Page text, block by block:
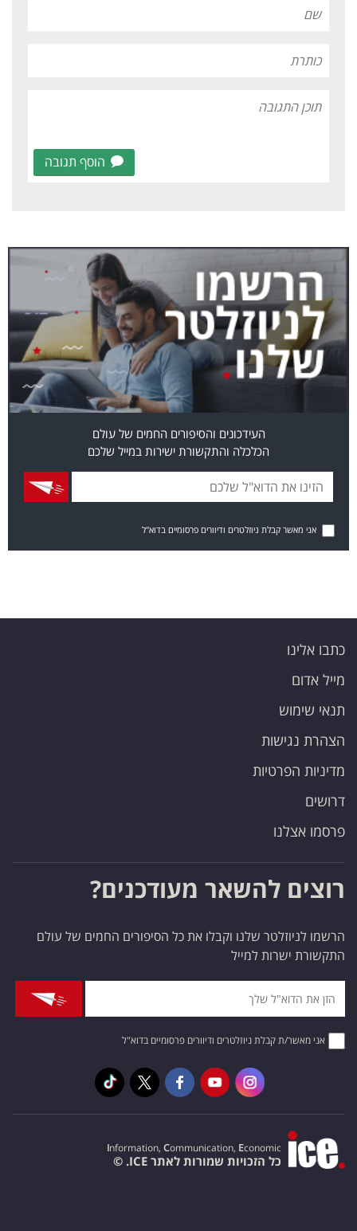
הוסף תגובה
העידכונים והסיפורים החמים של עולם
הכלכלה והתקשורת ישירות במייל שלכם
אני מאשר קבלת ניוזלטרים ודיוורים פרסומיים בדוא"ל
כתבו אלינו
מייל אדום
תנאי שימוש
הצהרת נגישות
מדיניות הפרטיות
דרושים
פרסמו אצלנו
רוצים להשאר מעודכנים?
הרשמו לניוזלטר שלנו וקבלו את כל הסיפורים החמים של עולם
התקשורת ישרות למייל
אני מאשר/ת קבלת ניוזלטרים ודיוורים פרסומיים בדוא"ל
Information, Communication, Economic
כל הזכויות שמורות לאתר ICE. ©